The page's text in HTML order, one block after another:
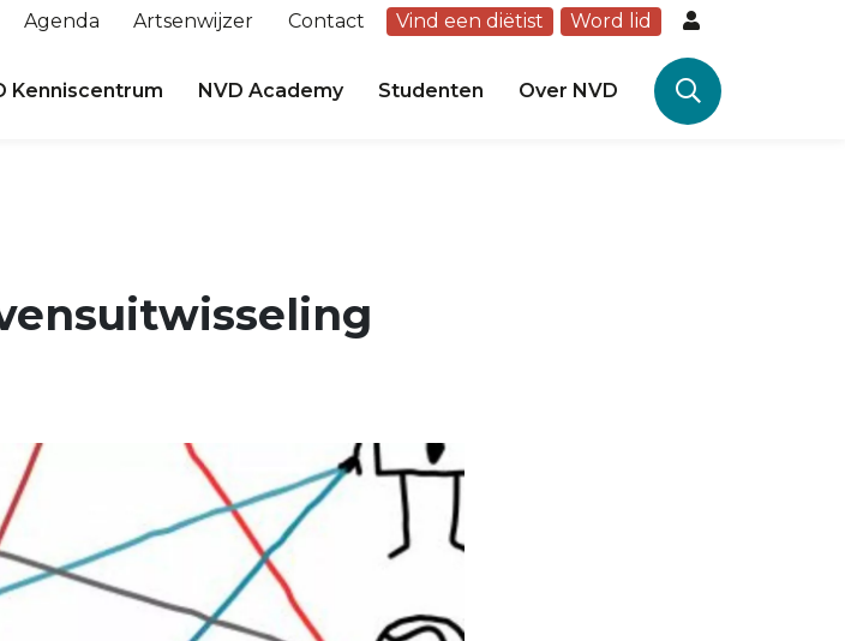
Agenda Artsenwijzer Contact Vind een diëtist Word lid
Kenniscentrum NVD Academy Studenten Over NVD